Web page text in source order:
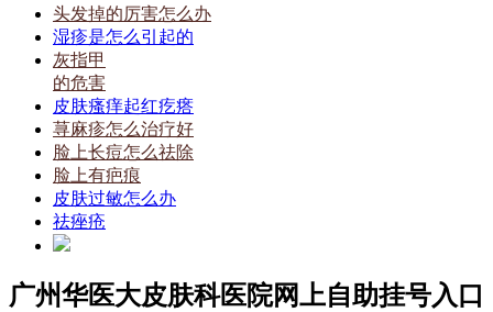
头发掉的厉害怎么办
湿疹是怎么引起的
灰指甲
的危害
皮肤瘙痒起红疙瘩
荨麻疹怎么治疗好
脸上长痘怎么祛除
脸上有疤痕
皮肤过敏怎么办
祛痤疮
广州华医大皮肤科医院网上自助挂号入口